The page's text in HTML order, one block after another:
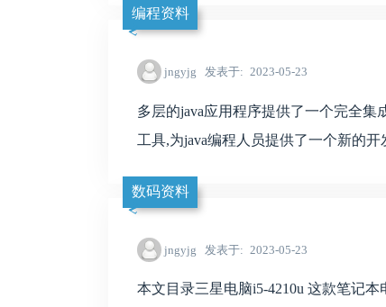
编程资料
jngyjg 发表于 2023-05-23
多层的java应用程序提供了一个完全集
工具,为java编程人员提供了一个新的开
数码资料
jngyjg 发表于 2023-05-23
本文目录三星电脑i5-4210u 这款笔记